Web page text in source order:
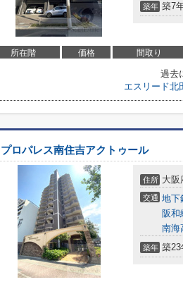
築年 築7
所在階 価格 間取り
過去
エスリード北
プロパレス南住吉アクトゥール
住所 大阪
交通 地下
阪和
南海
築年 築23